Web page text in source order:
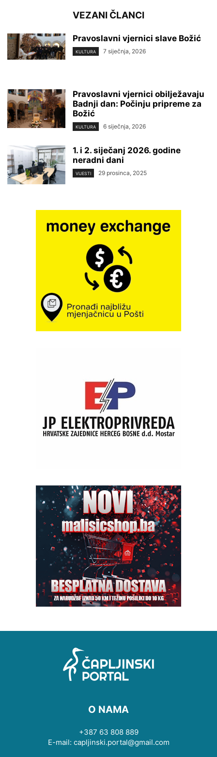
VEZANI ČLANCI
Pravoslavni vjernici slave Božić
KULTURA 7 siječnja, 2026
Pravoslavni vjernici obilježavaju
Badnji dan: Počinju pripreme za
Božić
KULTURA 6 siječnja, 2026
1. i 2. siječanj 2026. godine
neradni dani
VIJESTI 29 prosinca, 2025
O NAMA
+387 63 808 889
E-mail: capljinski.portal@gmail.com